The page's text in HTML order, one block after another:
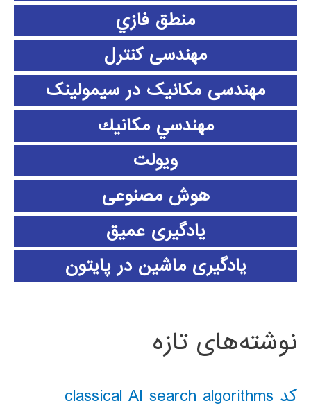
منطق فازي
مهندسی کنترل
مهندسی مکانیک در سیمولینک
مهندسي مكانيك
ویولت
هوش مصنوعی
یادگیری عمیق
یادگیری ماشین در پایتون
نوشته‌های تازه
کد classical AI search algorithms